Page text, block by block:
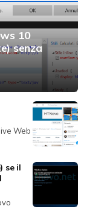
10
senza
Web
se il